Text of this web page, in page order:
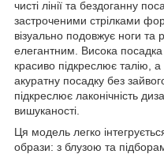
чисті лінії та бездоганну
застроченими стрілками
візуально подовжує ноги та
елегантним. Висока
красиво підкреслює талію,
акуратну посадку без
підкреслює лаконічність
вишуканості.
Ця модель легко
образи: з блузою та